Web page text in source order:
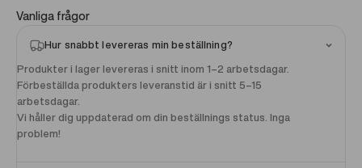
Vanliga frågor
Hur snabbt levereras min beställning?
Produkter i lager levereras i snitt inom 1–2 arbetsdagar.
Förbeställda produkters leveranstid är i snitt 5–15
arbetsdagar.
Vi håller dig uppdaterad om din beställnings status. Inga
problem!